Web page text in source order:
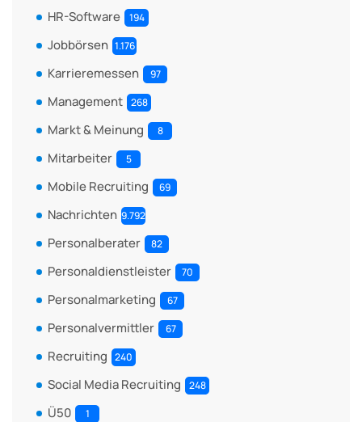
HR-Software 194
Jobbörsen 1.176
Karrieremessen 97
Management 268
Markt & Meinung 8
Mitarbeiter 5
Mobile Recruiting 69
Nachrichten 9.792
Personalberater 82
Personaldienstleister 70
Personalmarketing 67
Personalvermittler 67
Recruiting 240
Social Media Recruiting 248
Ü50 1